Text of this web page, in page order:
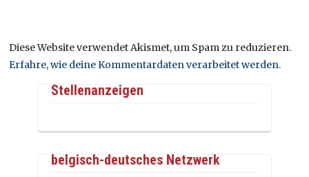
Diese Website verwendet Akismet, um Spam zu reduzieren.
Erfahre, wie deine Kommentardaten verarbeitet werden.
Stellenanzeigen
belgisch-deutsches Netzwerk